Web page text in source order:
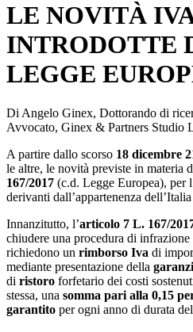
LE NOVITÀ
INTRODOTTE
LEGGE
Di Angelo Ginex, Dottorando di
Avvocato, Ginex & Partners Studio
A partire dallo scorso 18 dicembre
le altre, le novità previste in materia
167/2017 (c.d. Legge Europea), per
derivanti dall’appartenenza
Innanzitutto, l’articolo 7 L. 167/
chiudere una procedura di
richiedono un rimborso Iva di
mediante presentazione della
di ristoro forfetario dei costi
stessa, una somma pari alla 0,15
garantito per ogni anno di durata